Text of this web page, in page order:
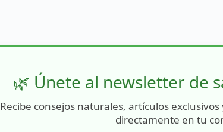
🌿 Únete al newsletter de
Recibe consejos naturales, artículos
directamente en tu